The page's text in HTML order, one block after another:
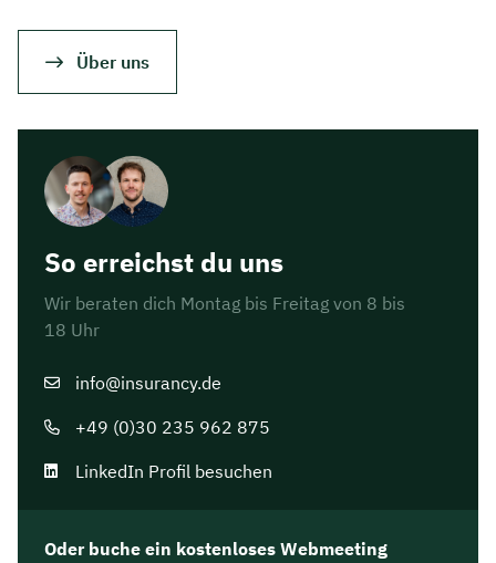
Über uns
So erreichst du uns
Wir beraten dich Montag bis Freitag von 8 bis
18 Uhr
info@insurancy.de
+49 (0)30 235 962 875
LinkedIn Profil besuchen
Oder buche ein kostenloses Webmeeting